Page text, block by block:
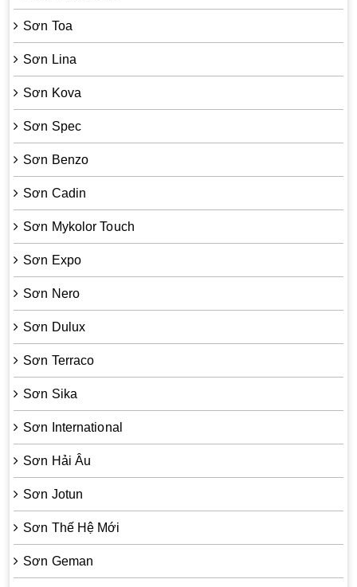
Sơn Toa
Sơn Lina
Sơn Kova
Sơn Spec
Sơn Benzo
Sơn Cadin
Sơn Mykolor Touch
Sơn Expo
Sơn Nero
Sơn Dulux
Sơn Terraco
Sơn Sika
Sơn International
Sơn Hải Âu
Sơn Jotun
Sơn Thế Hệ Mới
Sơn Geman